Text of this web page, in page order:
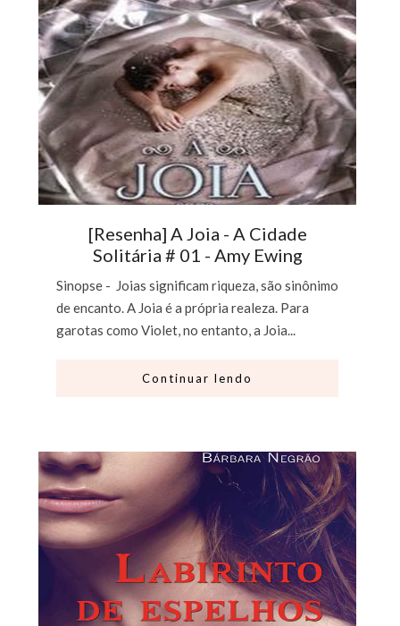
[Resenha] A Joia - A Cidade
Solitária # 01 - Amy Ewing
Sinopse - Joias significam riqueza, são sinônimo
de encanto. A Joia é a própria realeza. Para
garotas como Violet, no entanto, a Joia...
Continuar lendo